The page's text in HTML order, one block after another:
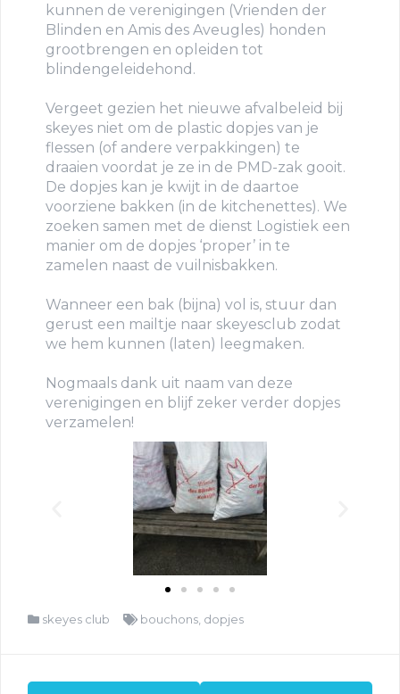
kunnen de verenigingen (Vrienden der
Blinden en Amis des Aveugles) honden
grootbrengen en opleiden tot
blindengeleidehond.
Vergeet gezien het nieuwe afvalbeleid bij
skeyes niet om de plastic dopjes van je
flessen (of andere verpakkingen) te
draaien voordat je ze in de PMD-zak gooit.
De dopjes kan je kwijt in de daartoe
voorziene bakken (in de kitchenettes). We
zoeken samen met de dienst Logistiek een
manier om de dopjes ‘proper’ in te
zamelen naast de vuilnisbakken.
Wanneer een bak (bijna) vol is, stuur dan
gerust een mailtje naar skeyesclub zodat
we hem kunnen (laten) leegmaken.
Nogmaals dank uit naam van deze
verenigingen en blijf zeker verder dopjes
verzamelen!
skeyes club bouchons dopjes